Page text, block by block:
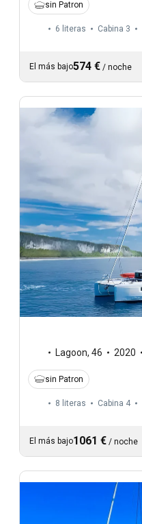
sin Patron
6 literas Cabina 3
El más bajo574 € / noche
Lagoon, 46 2020
sin Patron
8 literas Cabina 4
El más bajo1061 € / noche